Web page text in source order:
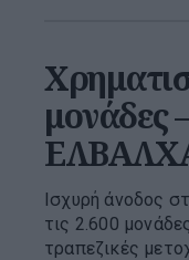
μονάδες
Ισχυρή άνοδος
τις 2.600
τραπεζικές